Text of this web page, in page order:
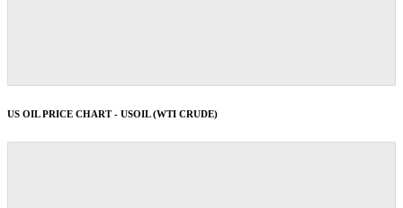
US OIL PRICE CHART - USOIL (WTI CRUDE)